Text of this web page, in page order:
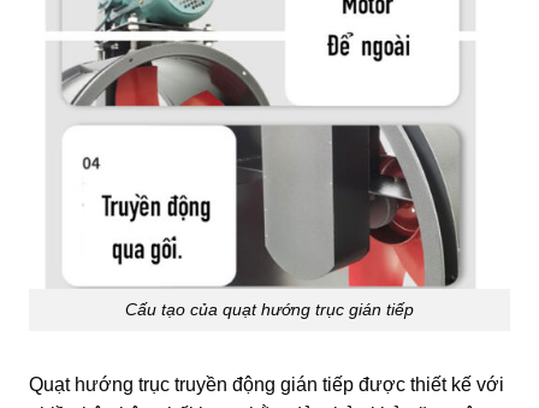
Cấu tạo của quạt hướng trục gián tiếp
Quạt hướng trục truyền động gián tiếp được thiết kế với